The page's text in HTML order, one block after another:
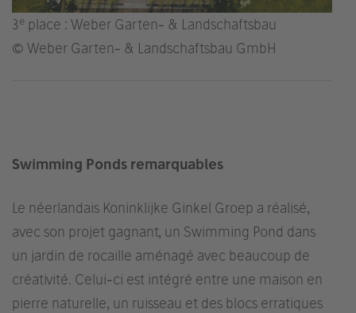
3e place : Weber Garten- & Landschaftsbau
© Weber Garten- & Landschaftsbau GmbH
Swimming Ponds remarquables
Le néerlandais Koninklijke Ginkel Groep a réalisé,
avec son projet gagnant, un Swimming Pond dans
un jardin de rocaille aménagé avec beaucoup de
créativité. Celui-ci est intégré entre une maison en
pierre naturelle, un ruisseau et des blocs erratiques